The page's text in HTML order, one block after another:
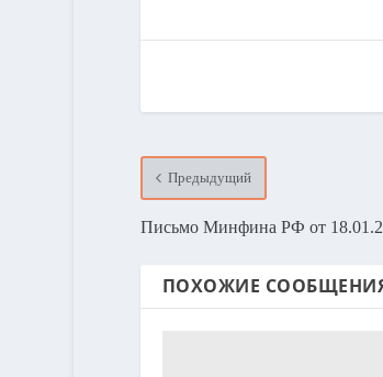
Предыдущий
Письмо Минфина РФ от
ПОХОЖИЕ